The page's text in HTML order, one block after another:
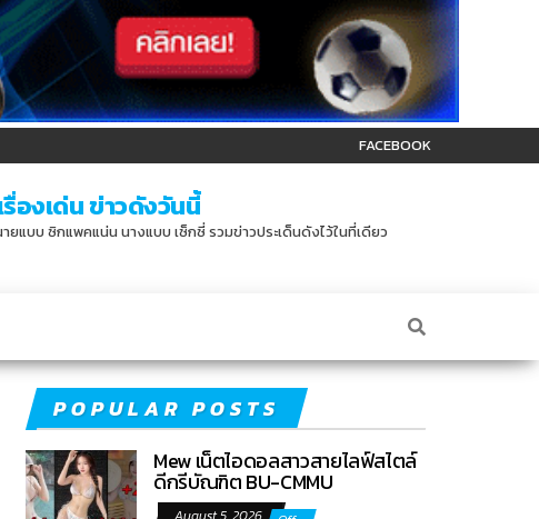
FACEBOOK
องเด่น ข่าวดังวันนี้
แบบ ซิกแพคแน่น นางแบบ เซ็กซี่ รวมข่าวประเด็นดังไว้ในที่เดียว
POPULAR POSTS
Mew เน็ตไอดอลสาวสายไลฟ์สไตล์
ดีกรีบัณฑิต BU-CMMU